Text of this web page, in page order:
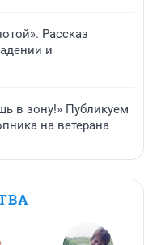
Рассказ
и
в зону!» Публикуем
на ветерана